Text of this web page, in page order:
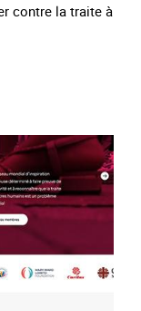
contre la traite à